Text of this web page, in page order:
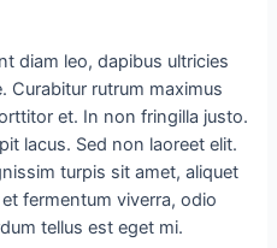
diam leo, dapibus ultricies
Curabitur rutrum maximus
et. In non fringilla justo.
lacus. Sed non laoreet elit.
turpis sit amet, aliquet
fermentum viverra, odio
tellus est eget mi.